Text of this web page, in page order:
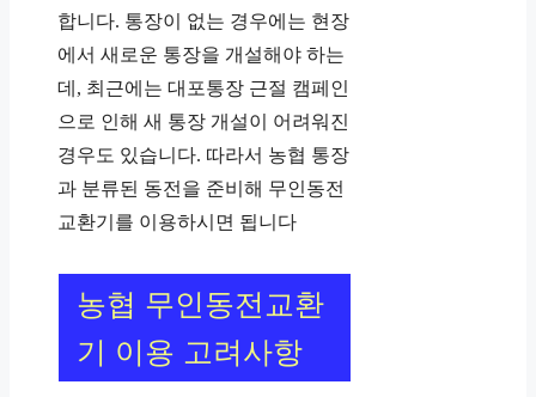
합니다. 통장이 없는 경우에는 현장
에서 새로운 통장을 개설해야 하는
데, 최근에는 대포통장 근절 캠페인
으로 인해 새 통장 개설이 어려워진
경우도 있습니다. 따라서 농협 통장
과 분류된 동전을 준비해 무인동전
교환기를 이용하시면 됩니다
농협 무인동전교환
기 이용 고려사항